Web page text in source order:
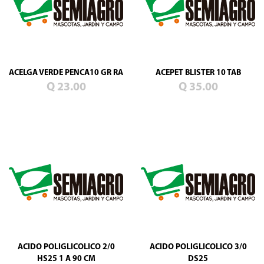
ACELGA VERDE PENCA10 GR RA
Q 23.00
ACEPET BLISTER 10 TAB
Q 35.00
ACIDO POLIGLICOLICO 2/0
HS25 1 A 90 CM
ACIDO POLIGLICOLICO 3/0
DS25